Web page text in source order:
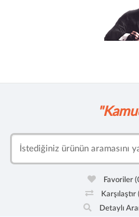
Favoriler
Karşılaştır
Detaylı